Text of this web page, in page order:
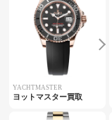
YACHTMASTER
ヨットマスター買取